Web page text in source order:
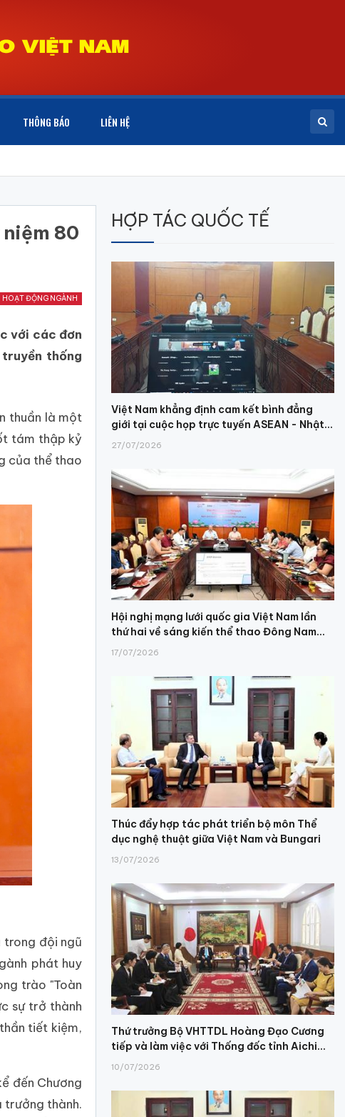
THÔNG BÁO LIÊN HỆ
80
HOẠT ĐỘNG NGÀNH
với các đơn
thống
thuần là một
tám thập kỷ
của thể thao
trong đội ngũ
phát huy
trào "Toàn
sự trở thành
tiết kiệm,
đến Chương
trưởng thành.
HỢP TÁC QUỐC TẾ
Việt Nam khẳng định cam kết bình đẳng
giới tại cuộc họp trực tuyến ASEAN - Nhật...
27/07/2026
Hội nghị mạng lưới quốc gia Việt Nam lần
thứ hai về sáng kiến thể thao Đông Nam...
17/07/2026
Thúc đẩy hợp tác phát triển bộ môn Thể
dục nghệ thuật giữa Việt Nam và Bungari
13/07/2026
Thứ trưởng Bộ VHTTDL Hoàng Đạo Cương
tiếp và làm việc với Thống đốc tỉnh Aichi...
10/07/2026